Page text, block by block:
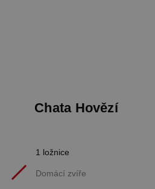
Chata Hovězí
1 ložnice
Domácí zvíře